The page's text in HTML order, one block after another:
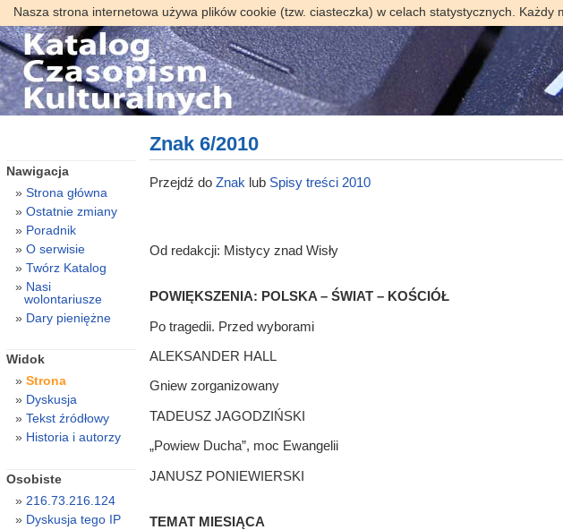
Nasza strona internetowa używa plików cookie (tzw. ciasteczka) w celach statystycznych.
Znak 6/2010
Przejdź do Znak lub Spisy treści 2010
Od redakcji: Mistycy znad Wisły
POWIĘKSZENIA: POLSKA – ŚWIAT – KOŚCIÓŁ
Po tragedii. Przed wyborami
ALEKSANDER HALL
Gniew zorganizowany
TADEUSZ JAGODZIŃSKI
„Powiew Ducha”, moc Ewangelii
JANUSZ PONIEWIERSKI
TEMAT MIESIĄCA
Nawigacja
Strona główna
Ostatnie zmiany
Poradnik
O serwisie
Twórz Katalog
Nasi
wolontariusze
Dary pieniężne
Widok
Strona
Dyskusja
Tekst źródłowy
Historia i autorzy
Osobiste
216.73.216.124
Dyskusja tego IP